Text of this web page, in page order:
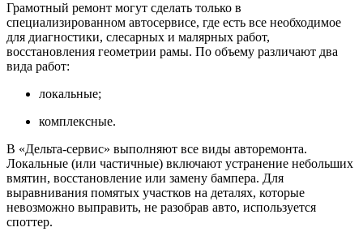
Грамотный ремонт могут сделать только в
специализированном автосервисе, где есть все необходимое
для диагностики, слесарных и малярных работ,
восстановления геометрии рамы. По объему различают два
вида работ:
локальные;
комплексные.
В «Дельта-сервис» выполняют все виды авторемонта.
Локальные (или частичные) включают устранение небольших
вмятин, восстановление или замену бампера. Для
выравнивания помятых участков на деталях, которые
невозможно выправить, не разобрав авто, используется
споттер.